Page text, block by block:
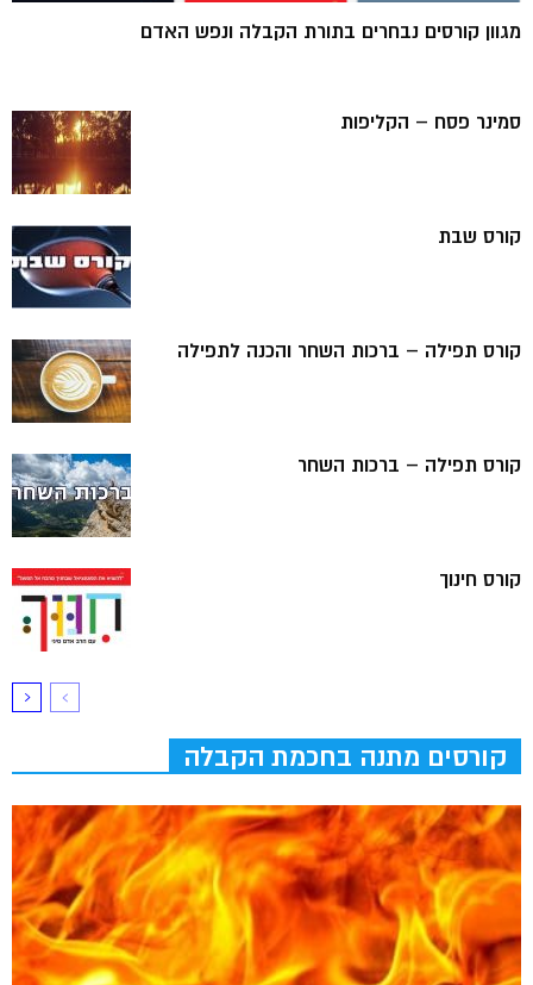
מגוון קורסים נבחרים בתורת הקבלה ונפש האדם
סמינר פסח – הקליפות
קורס שבת
קורס תפילה – ברכות השחר והכנה לתפילה
קורס תפילה – ברכות השחר
קורס חינוך
קורסים מתנה בחכמת הקבלה